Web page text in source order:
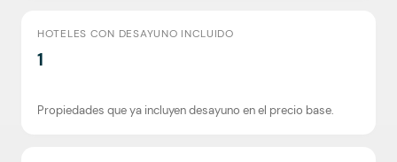
HOTELES CON DESAYUNO INCLUIDO
1
Propiedades que ya incluyen desayuno en el precio base.